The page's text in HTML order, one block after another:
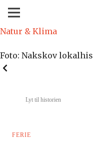
Natur & Klima
Foto: Nakskov
Lyt til historien
FERIE